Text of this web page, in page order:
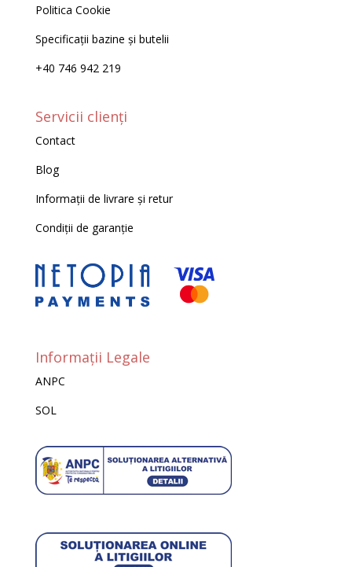
Politica Cookie
Specificații bazine și butelii
+40 746 942 219
Servicii clienți
Contact
Blog
Informații de livrare și retur
Condiții de garanție
Informații Legale
ANPC
SOL